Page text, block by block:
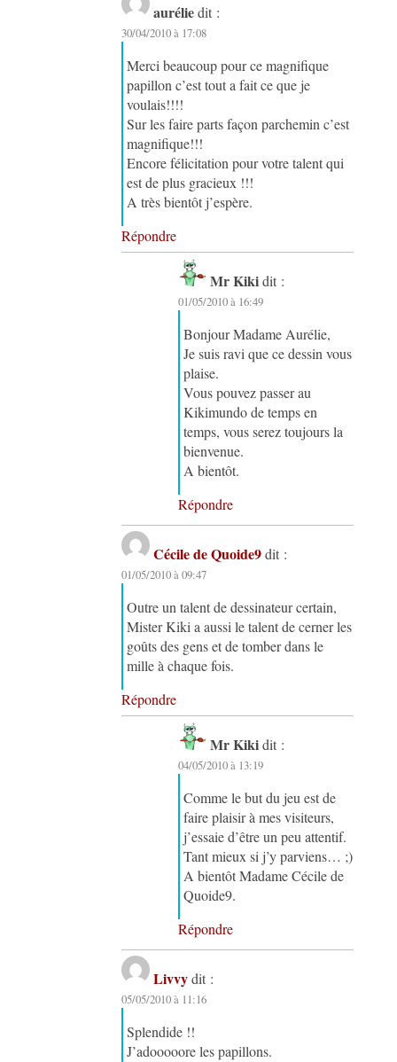
aurélie dit :
30/04/2010 à 17:08
Merci beaucoup pour ce magnifique
papillon c’est tout a fait ce que je
voulais!!!!
Sur les faire parts façon parchemin c’est
magnifique!!!
Encore félicitation pour votre talent qui
est de plus gracieux !!!
A très bientôt j’espère.
Répondre
Mr Kiki dit :
01/05/2010 à 16:49
Bonjour Madame Aurélie,
Je suis ravi que ce dessin vous
plaise.
Vous pouvez passer au
Kikimundo de temps en
temps, vous serez toujours la
bienvenue.
A bientôt.
Répondre
Cécile de Quoide9 dit :
01/05/2010 à 09:47
Outre un talent de dessinateur certain,
Mister Kiki a aussi le talent de cerner les
goûts des gens et de tomber dans le
mille à chaque fois.
Répondre
Mr Kiki dit :
04/05/2010 à 13:19
Comme le but du jeu est de
faire plaisir à mes visiteurs,
j’essaie d’être un peu attentif.
Tant mieux si j’y parviens… ;)
A bientôt Madame Cécile de
Quoide9.
Répondre
Livvy dit :
05/05/2010 à 11:16
Splendide !!
J’adooooore les papillons.